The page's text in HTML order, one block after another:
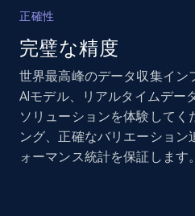
products by specific
price, Currency, Availability,
more.
2.1K+ 375+
正確性
完璧な精度
世界最高峰のデータ収集イン
AIモデル、リアルタイムデー
ソリューションを体験してく
ング、正確なバリエーション
ォーマンス統計を保証します。